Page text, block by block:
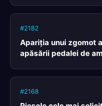
#2182
Apariţia unui zgomot
apăsării pedalei de
#2168